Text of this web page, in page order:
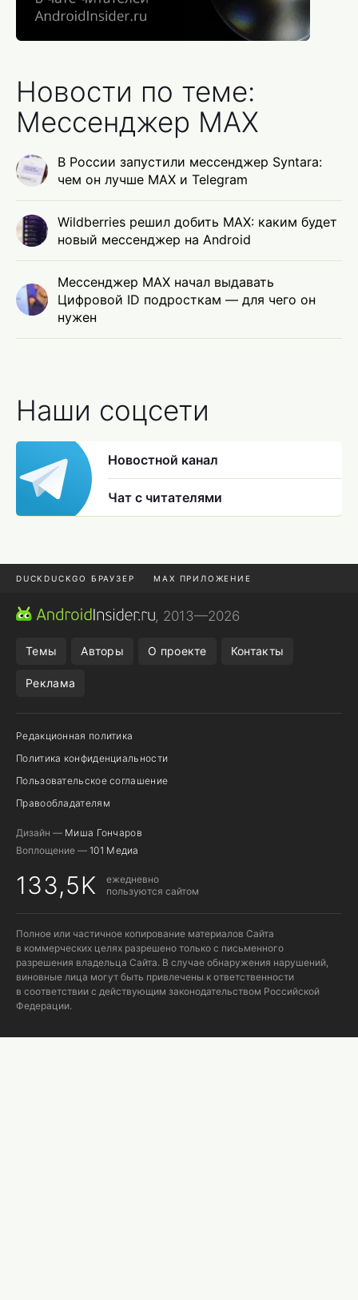
Новости по теме:
Мессенджер MAX
В России запустили мессенджер Syntara:
чем он лучше MAX и Telegram
Wildberries решил добить MAX: каким будет
новый мессенджер на Android
Мессенджер MAX начал выдавать
Цифровой ID подросткам — для чего он
нужен
Наши соцсети
Новостной канал
Чат с читателями
DUCKDUCKGO БРАУЗЕР MAX ПРИЛОЖЕНИЕ
ПРИЛОЖЕНИЯ ANDROID
, 2013—2026
Темы Авторы О проекте Контакты
Реклама
Редакционная политика
Политика конфиденциальности
Пользовательское соглашение
Правообладателям
Дизайн — Миша Гончаров
Воплощение — 101 Медиа
133,5K
ежедневно
пользуются сайтом
Полное или частичное копирование материалов Сайта
в коммерческих целях разрешено только с письменного
разрешения владельца Сайта. В случае обнаружения нарушений,
виновные лица могут быть привлечены к ответственности
в соответствии с действующим законодательством Российской
Федерации.